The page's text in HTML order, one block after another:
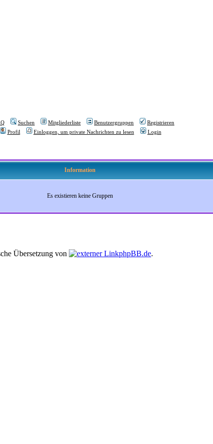
Suchen Mitgliederliste Benutzergruppen
Registrieren
Profil
Einloggen, um private Nachrichten zu lesen Login
Information
Es existieren keine Gruppen
Übersetzung von phpBB.de.